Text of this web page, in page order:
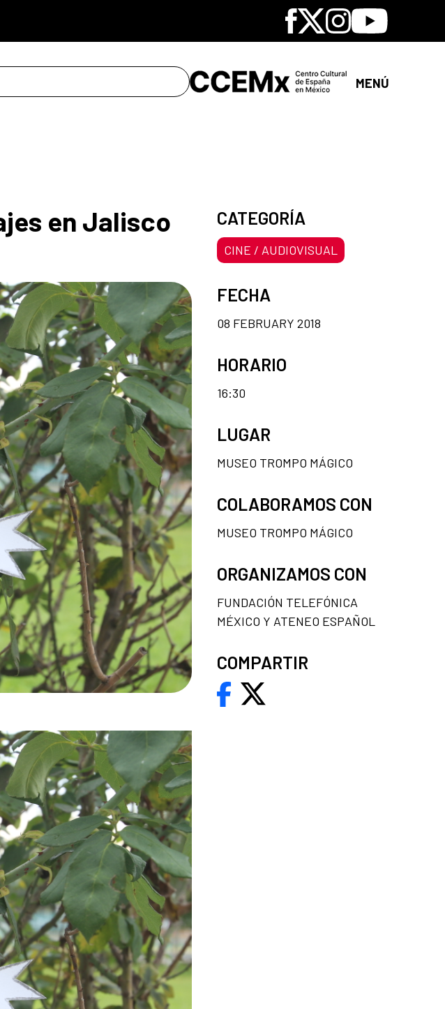
Facebook
X Instagram
Youtube
MENÚ
en Jalisco CATEGORÍA
CINE / AUDIOVISUAL
FECHA
08 FEBRUARY 2018
HORARIO
16:30
LUGAR
MUSEO TROMPO MÁGICO
COLABORAMOS CON
MUSEO TROMPO MÁGICO
ORGANIZAMOS CON
FUNDACIÓN TELEFÓNICA
MÉXICO Y ATENEO ESPAÑOL
COMPARTIR